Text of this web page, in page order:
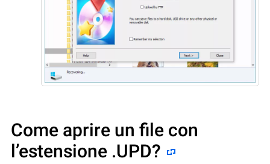
Come aprire un file con
l’estensione .UPD?